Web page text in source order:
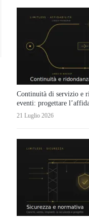
Continuità di servizio e
eventi: progettare
21 Luglio 2026